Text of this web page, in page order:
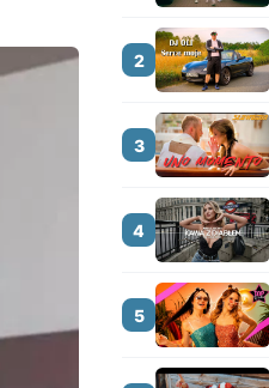
2
3
4
5